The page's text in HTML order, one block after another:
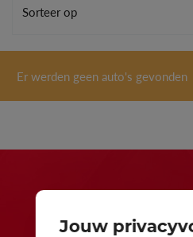
Er werden geen auto's gevonden
Jouw